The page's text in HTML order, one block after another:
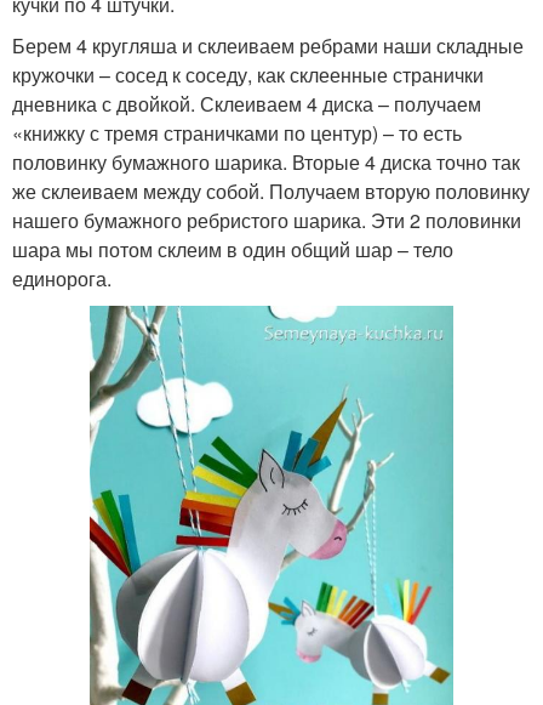
Берем 4 кругляша и склеиваем ребрами наши складные
кружочки – сосед к соседу, как склеенные странички
дневника с двойкой. Склеиваем 4 диска – получаем
«книжку с тремя страничками по центур) – то есть
половинку бумажного шарика. Вторые 4 диска точно так
же склеиваем между собой. Получаем вторую половинку
нашего бумажного ребристого шарика. Эти 2 половинки
шара мы потом склеим в один общий шар – тело
единорога.